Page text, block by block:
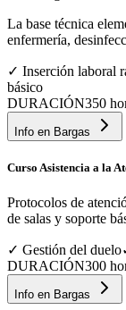
La base técnica
enfermería,
✓ Inserción laboral
básico
DURACIÓN350
Info en Bargas
Curso Asistencia a la
Protocolos de
de salas y soporte
✓ Gestión del duelo
DURACIÓN300
Info en Bargas